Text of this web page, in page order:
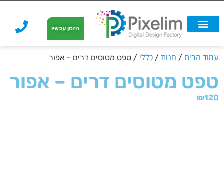
הזמן עכשיו
עמוד הבית / חנות / כללי / טפט מטוסים דרים – אפור
טפט מטוסים דרים – אפור
₪120